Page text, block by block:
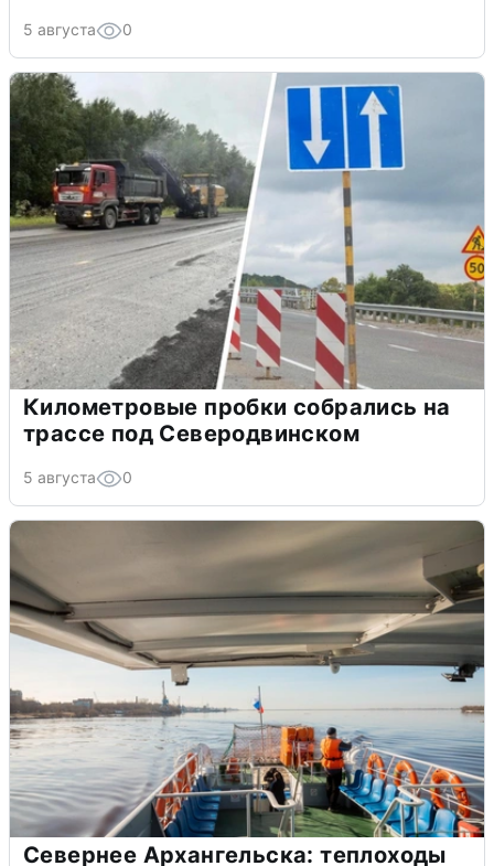
5 августа 0
Километровые пробки собрались на
трассе под Северодвинском
5 августа 0
Севернее Архангельска: теплоходы